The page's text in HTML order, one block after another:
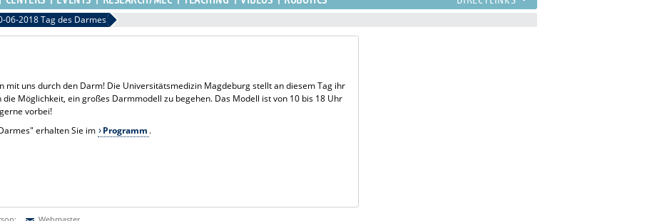
06-2018 Tag des Darmes
mit uns durch den Darm! Die Universitätsmedizin Magdeburg stellt an diesem Tag ihr
Möglichkeit, ein großes Darmmodell zu begehen. Das Modell ist von 10 bis 18 Uhr
vorbei!
erhalten Sie im
Programm .